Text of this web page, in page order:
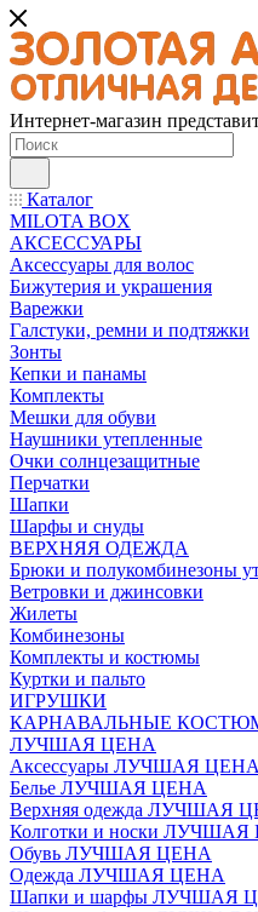
Интернет-магазин
Каталог
MILOTA BOX
АКСЕССУАРЫ
Аксессуары для волос
Бижутерия и украшения
Варежки
Галстуки, ремни и подтяжки
Зонты
Кепки и панамы
Комплекты
Мешки для обуви
Наушники утепленные
Очки солнцезащитные
Перчатки
Шапки
Шарфы и снуды
ВЕРХНЯЯ ОДЕЖДА
Брюки и полукомбинезоны
Ветровки и джинсовки
Жилеты
Комбинезоны
Комплекты и костюмы
Куртки и пальто
ИГРУШКИ
КАРНАВАЛЬНЫЕ
ЛУЧШАЯ ЦЕНА
Аксессуары ЛУЧШАЯ ЦЕНА
Белье ЛУЧШАЯ ЦЕНА
Верхняя одежда ЛУЧШАЯ
Колготки и носки
Обувь ЛУЧШАЯ ЦЕНА
Одежда ЛУЧШАЯ ЦЕНА
Шапки и шарфы ЛУЧШАЯ